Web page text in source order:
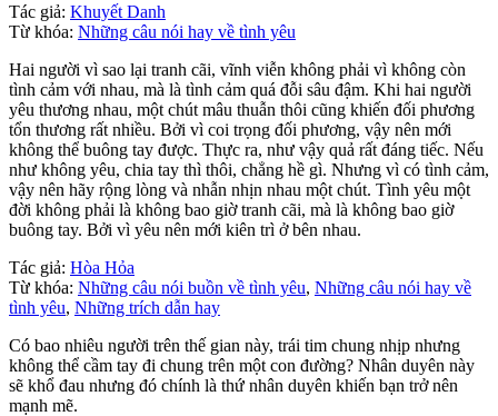
Tác giả: Khuyết Danh
Từ khóa: Những câu nói hay về tình yêu
Hai người vì sao lại tranh cãi, vĩnh viễn không phải vì không còn
tình cảm với nhau, mà là tình cảm quá đỗi sâu đậm. Khi hai người
yêu thương nhau, một chút mâu thuẫn thôi cũng khiến đối phương
tổn thương rất nhiều. Bởi vì coi trọng đối phương, vậy nên mới
không thể buông tay được. Thực ra, như vậy quả rất đáng tiếc. Nếu
như không yêu, chia tay thì thôi, chẳng hề gì. Nhưng vì có tình cảm,
vậy nên hãy rộng lòng và nhẫn nhịn nhau một chút. Tình yêu một
đời không phải là không bao giờ tranh cãi, mà là không bao giờ
buông tay. Bởi vì yêu nên mới kiên trì ở bên nhau.
Tác giả: Hòa Hỏa
Từ khóa: Những câu nói buồn về tình yêu, Những câu nói hay về
tình yêu, Những trích dẫn hay
Có bao nhiêu người trên thế gian này, trái tim chung nhịp nhưng
không thể cầm tay đi chung trên một con đường? Nhân duyên này
sẽ khổ đau nhưng đó chính là thứ nhân duyên khiến bạn trở nên
mạnh mẽ.